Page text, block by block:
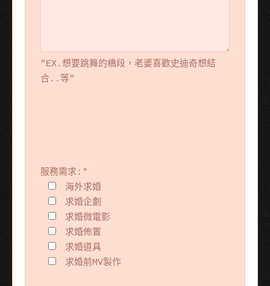
"EX.想要跳舞的橋段，老婆喜歡史迪奇想結
合..等"
服務需求: *
海外求婚
求婚企劃
求婚微電影
求婚佈置
求婚道具
求婚前MV製作